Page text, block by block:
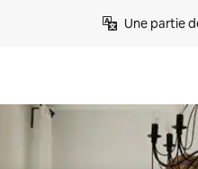
Une partie